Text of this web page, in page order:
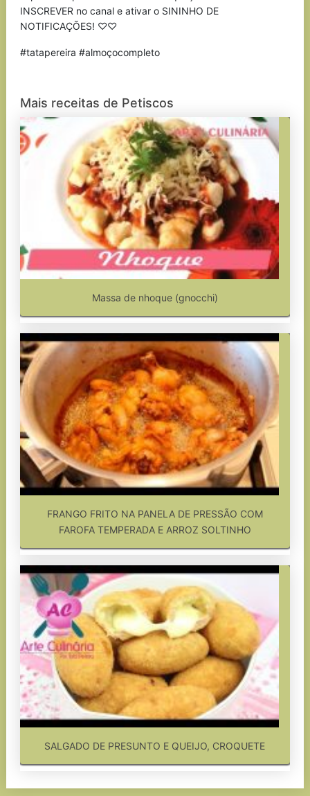
INSCREVER no canal e ativar o SININHO DE
NOTIFICAÇÕES! ♡♡
#tatapereira #almoçocompleto
Mais receitas de Petiscos
Massa de nhoque (gnocchi)
FRANGO FRITO NA PANELA DE PRESSÃO COM
FAROFA TEMPERADA E ARROZ SOLTINHO
SALGADO DE PRESUNTO E QUEIJO, CROQUETE